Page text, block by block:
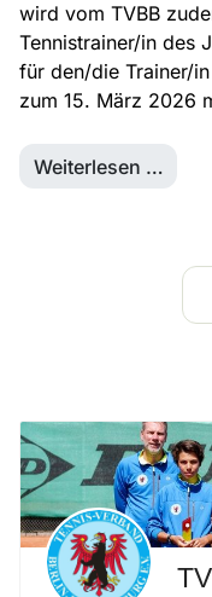
wird vom TVBB
Tennistrainer/in des
für den/die Trainer/
zum 15. März 2026
Weiterlesen …